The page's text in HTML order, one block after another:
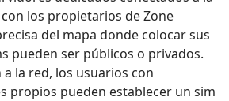
los propietarios de Zone
del mapa donde colocar sus
pueden ser públicos o privados.
la red, los usuarios con
propios pueden establecer un sim